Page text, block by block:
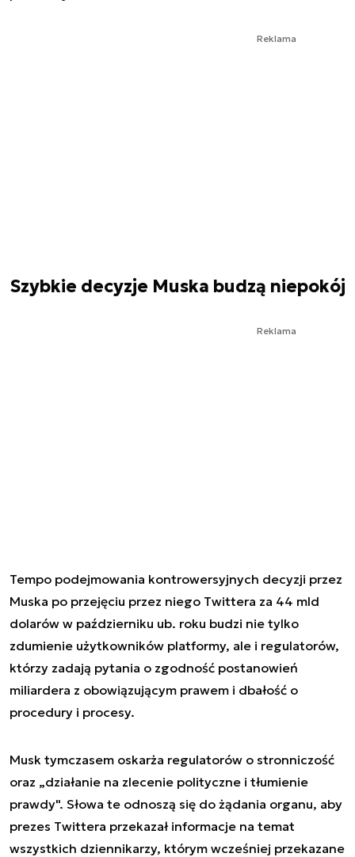
Reklama
Szybkie decyzje Muska budzą niepokój
Reklama
Tempo podejmowania kontrowersyjnych decyzji przez
Muska po przejęciu przez niego Twittera za 44 mld
dolarów w październiku ub. roku budzi nie tylko
zdumienie użytkowników platformy, ale i regulatorów,
którzy zadają pytania o zgodność postanowień
miliardera z obowiązującym prawem i dbałość o
procedury i procesy.
Musk tymczasem oskarża regulatorów o stronniczość
oraz „działanie na zlecenie polityczne i tłumienie
prawdy". Słowa te odnoszą się do żądania organu, aby
prezes Twittera przekazał informacje na temat
wszystkich dziennikarzy, którym wcześniej przekazane